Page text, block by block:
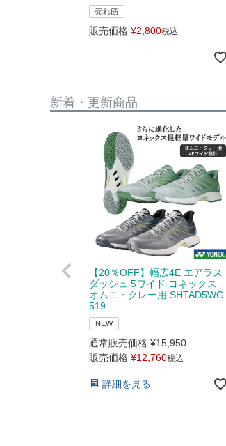
売れ筋
販売価格 ¥2,800税込
新着・更新商品
【20％OFF】幅広4E エアラス
ダッシュ 5ワイド ヨネックス
オムニ・クレー用 SHTAD5WG
519
NEW
通常販売価格 ¥15,950
販売価格 ¥12,760税込
詳細を見る